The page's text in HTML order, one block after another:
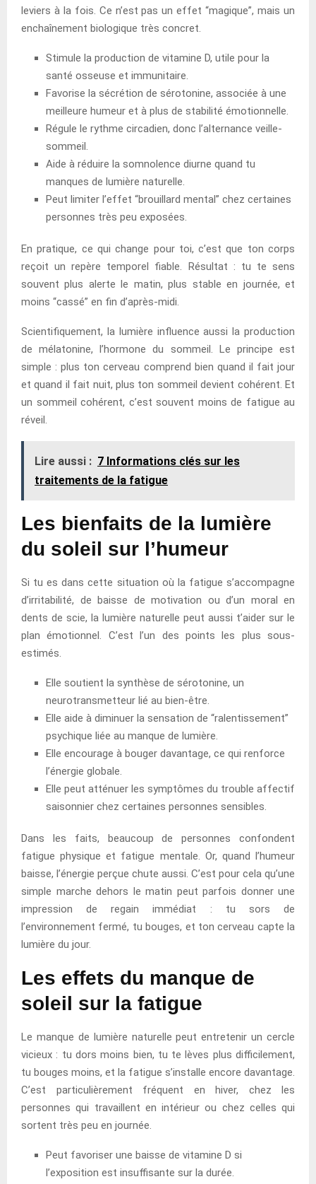
leviers à la fois. Ce n’est pas un effet “magique”, mais un
enchaînement biologique très concret.
Stimule la production de vitamine D, utile pour la
santé osseuse et immunitaire.
Favorise la sécrétion de sérotonine, associée à une
meilleure humeur et à plus de stabilité émotionnelle.
Régule le rythme circadien, donc l’alternance veille-
sommeil.
Aide à réduire la somnolence diurne quand tu
manques de lumière naturelle.
Peut limiter l’effet “brouillard mental” chez certaines
personnes très peu exposées.
En pratique, ce qui change pour toi, c’est que ton corps
reçoit un repère temporel fiable. Résultat : tu te sens
souvent plus alerte le matin, plus stable en journée, et
moins “cassé” en fin d’après-midi.
Scientifiquement, la lumière influence aussi la production
de mélatonine, l’hormone du sommeil. Le principe est
simple : plus ton cerveau comprend bien quand il fait jour
et quand il fait nuit, plus ton sommeil devient cohérent. Et
un sommeil cohérent, c’est souvent moins de fatigue au
réveil.
Lire aussi : 7 Informations clés sur les
traitements de la fatigue
Les bienfaits de la lumière
du soleil sur l’humeur
Si tu es dans cette situation où la fatigue s’accompagne
d’irritabilité, de baisse de motivation ou d’un moral en
dents de scie, la lumière naturelle peut aussi t’aider sur le
plan émotionnel. C’est l’un des points les plus sous-
estimés.
Elle soutient la synthèse de sérotonine, un
neurotransmetteur lié au bien-être.
Elle aide à diminuer la sensation de “ralentissement”
psychique liée au manque de lumière.
Elle encourage à bouger davantage, ce qui renforce
l’énergie globale.
Elle peut atténuer les symptômes du trouble affectif
saisonnier chez certaines personnes sensibles.
Dans les faits, beaucoup de personnes confondent
fatigue physique et fatigue mentale. Or, quand l’humeur
baisse, l’énergie perçue chute aussi. C’est pour cela qu’une
simple marche dehors le matin peut parfois donner une
impression de regain immédiat : tu sors de
l’environnement fermé, tu bouges, et ton cerveau capte la
lumière du jour.
Les effets du manque de
soleil sur la fatigue
Le manque de lumière naturelle peut entretenir un cercle
vicieux : tu dors moins bien, tu te lèves plus difficilement,
tu bouges moins, et la fatigue s’installe encore davantage.
C’est particulièrement fréquent en hiver, chez les
personnes qui travaillent en intérieur ou chez celles qui
sortent très peu en journée.
Peut favoriser une baisse de vitamine D si
l’exposition est insuffisante sur la durée.